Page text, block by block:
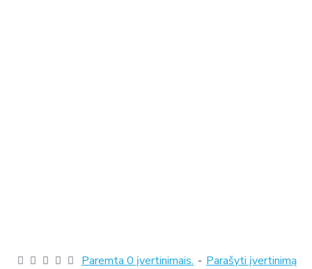
Paremta 0 įvertinimais. - Parašyti įvertinimą